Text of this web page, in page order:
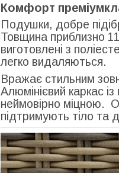
Комфорт
Подушки, добре
Товщина приблизно
виготовлені з
легко видаляються.
Вражає стильним
Алюмінієвий каркас
неймовірно міцною.
підтримують тіло